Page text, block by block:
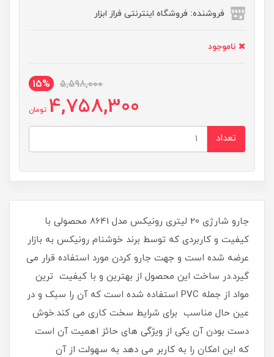
فروشنده: فروشگاه اینترنتی فراز ابزار
ناموجود
5,598,000
15%
4,758,300 تومان
تعداد
جارو شارژی 20 لیتری رونیکس مدل 8641 محصولی با
کیفیت و کاربردی که توسط برند خوشنام رونیکس به بازار
عرضه شده است و جهت جارو کردن مورد استفاده قرار می
گیرد.در ساخت این محصول از بهترین و با کیفیت ترین
مواد از جمله PVC استفاده شده است که آن را سبک و در
عین حال مناسب برای شرایط سخت کاری می کند.خوش
دست بودن آن یکی از ویژگی های حائز اهمیت آن است
که این امکان را به کاربر می دهد به سهولت از آن